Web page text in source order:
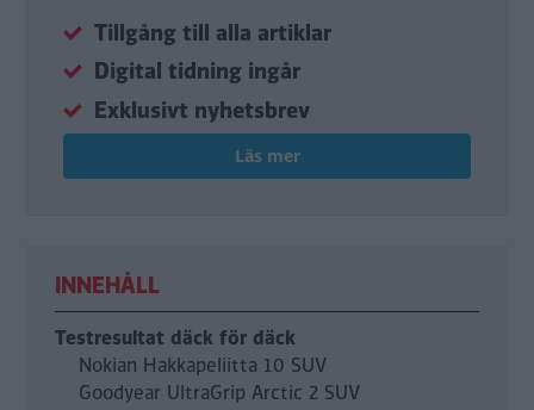
Tillgång till alla artiklar
Digital tidning ingår
Exklusivt nyhetsbrev
Läs mer
INNEHÅLL
Testresultat däck för däck
Nokian Hakkapeliitta 10 SUV
Goodyear UltraGrip Arctic 2 SUV